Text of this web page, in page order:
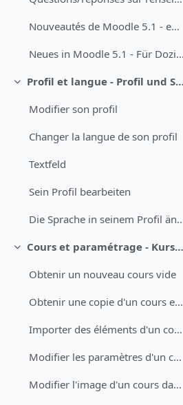
Nouveautés de Moodle 5.1 - enseignant·e
Neues in Moodle 5.1 - Für Dozierende
Replier
Profil et langue - Profil und Sprache
Modifier son profil
Changer la langue de son profil
Textfeld
Sein Profil bearbeiten
Die Sprache in
Replier
Cours et paramétrage - Kurse und Einstellungen
Obtenir un nouveau cours vide
Obtenir une copie d'un cours existant
Importer des éléments d'un cours (test QCM, devoir, questions)
Modifier les paramètres d'un cours
Modifier l'image d'un cours dans le tableau de bord